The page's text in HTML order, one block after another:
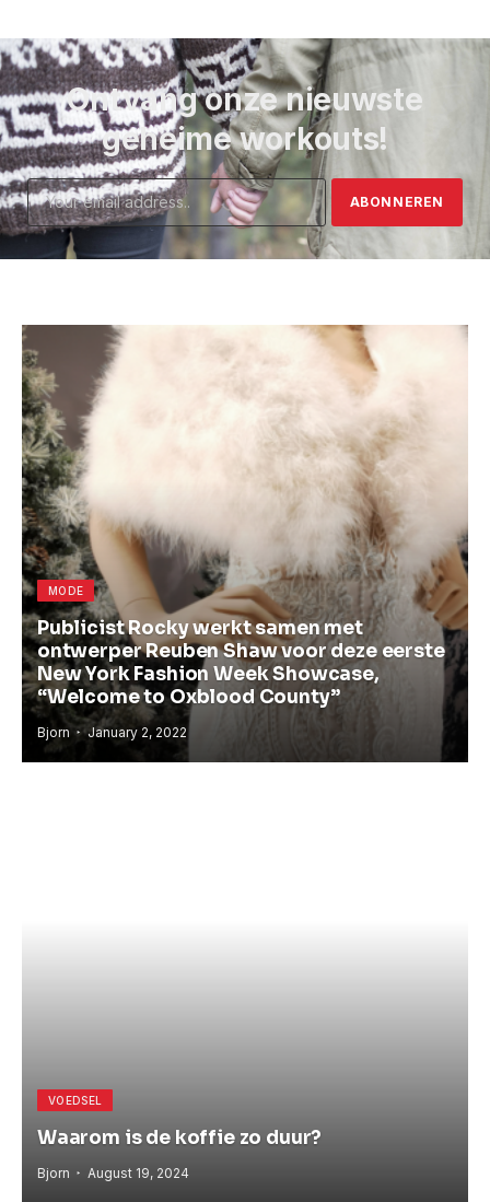
Ontvang onze nieuwste
geheime workouts!
MODE
Publicist Rocky werkt samen met
ontwerper Reuben Shaw voor deze eerste
New York Fashion Week Showcase,
“Welcome to Oxblood County”
Bjorn January 2, 2022
VOEDSEL
Waarom is de koffie zo duur?
Bjorn August 19, 2024